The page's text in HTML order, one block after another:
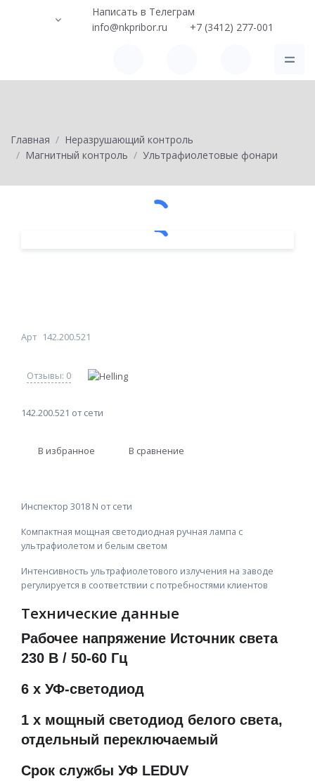
Написать в Телеграм
info@nkpribor.ru
+7 (3412) 277-001
Главная
Неразрушающий контроль
Магнитный контроль
Ультрафиолетовые фонари
Арт 142.200.521
Отзывы: 0
142.200.521 от сети
В избранное В сравнение
Инспектор 3018 N от сети
Компактная мощная светодиодная ручная лампа с
ультрафиолетом и белым светом
Интенсивность ультрафиолетового излучения на заводе
регулируется в соответствии с потребностями клиентов
Технические данные
Рабочее напряжение Источник света
230 В / 50-60 Гц
6 х УФ-светодиод
1 х мощный светодиод белого света,
отдельный переключаемый
Срок службы УФ LEDUV